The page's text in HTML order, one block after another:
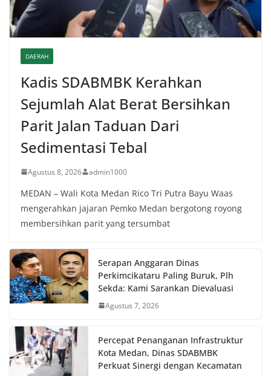
DAERAH
Kadis SDABMBK Kerahkan
Sejumlah Alat Berat Bersihkan
Parit Jalan Taduan Dari
Sedimentasi Tebal
Agustus 8, 2026 admin1000
MEDAN – Wali Kota Medan Rico Tri Putra Bayu Waas
mengerahkan jajaran Pemko Medan bergotong royong
membersihkan parit yang tersumbat
Serapan Anggaran Dinas
Perkimcikataru Paling Buruk, Plh
Sekda: Kami Sarankan Dievaluasi
Agustus 7, 2026
Percepat Penanganan Infrastruktur
Kota Medan, Dinas SDABMBK
Perkuat Sinergi dengan Kecamatan